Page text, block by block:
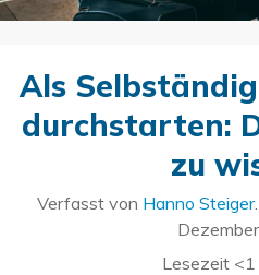
Als
durchstarten:
zu
Verfasst von Hanno Steiger
Lesezeit <1